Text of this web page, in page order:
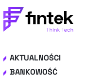
AKTUALNOŚCI
BANKOWOŚĆ